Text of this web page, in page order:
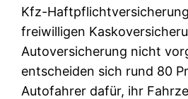
Kfz-
freiwilligen
Autoversicherung nicht
entscheiden sich rund 80
Autofahrer dafür, ihr